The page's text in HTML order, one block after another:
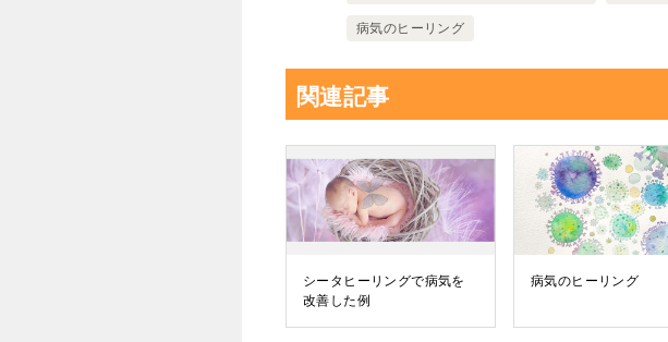
病気のヒーリング
関連記事
シータヒーリングで病気を
改善した例
病気のヒーリング